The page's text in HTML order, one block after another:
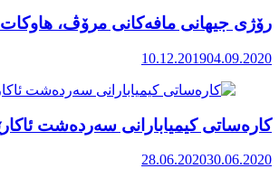
رۆژی جیهانی مافەکانی مرۆڤ، هاوکات
10.12.201904.09.2020
کارەساتی کیمیابارانی سەردەشت
28.06.202030.06.2020